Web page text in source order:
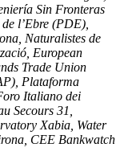
Sin Fronteras
l’Ebre (PDE),
Naturalistes de
European
Trade Union
Plataforma
Italiano dei
Secours 31,
Xabia, Water
CEE Bankwatch